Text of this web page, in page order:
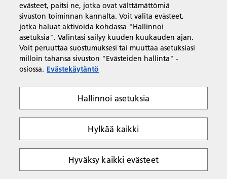
Muista minut
Tarvitsen apua! Olen unohtanut salasanani
Eikö sinulla vielä ole Ricoh eShop -tiliä?
Rekisteröidy
evästeet, paitsi ne, jotka ovat välttämättömiä
sivuston toiminnan kannalta. Voit valita evästeet,
jotka haluat aktivoida kohdassa "Hallinnoi
asetuksia". Valintasi säilyy kuuden kuukauden ajan.
Voit peruuttaa suostumuksesi tai muuttaa asetuksiasi
milloin tahansa sivuston "Evästeiden hallinta" -
osiossa. Evästekäytäntö
Hallinnoi asetuksia
Hylkää kaikki
Hyväksy kaikki evästeet